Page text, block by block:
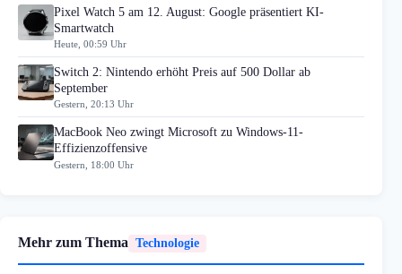
Pixel Watch 5 am 12. August: Google präsentiert KI-
Smartwatch
Heute, 00:59 Uhr
Switch 2: Nintendo erhöht Preis auf 500 Dollar ab
September
Gestern, 20:13 Uhr
MacBook Neo zwingt Microsoft zu Windows-11-
Effizienzoffensive
Gestern, 18:00 Uhr
Mehr zum Thema Technologie